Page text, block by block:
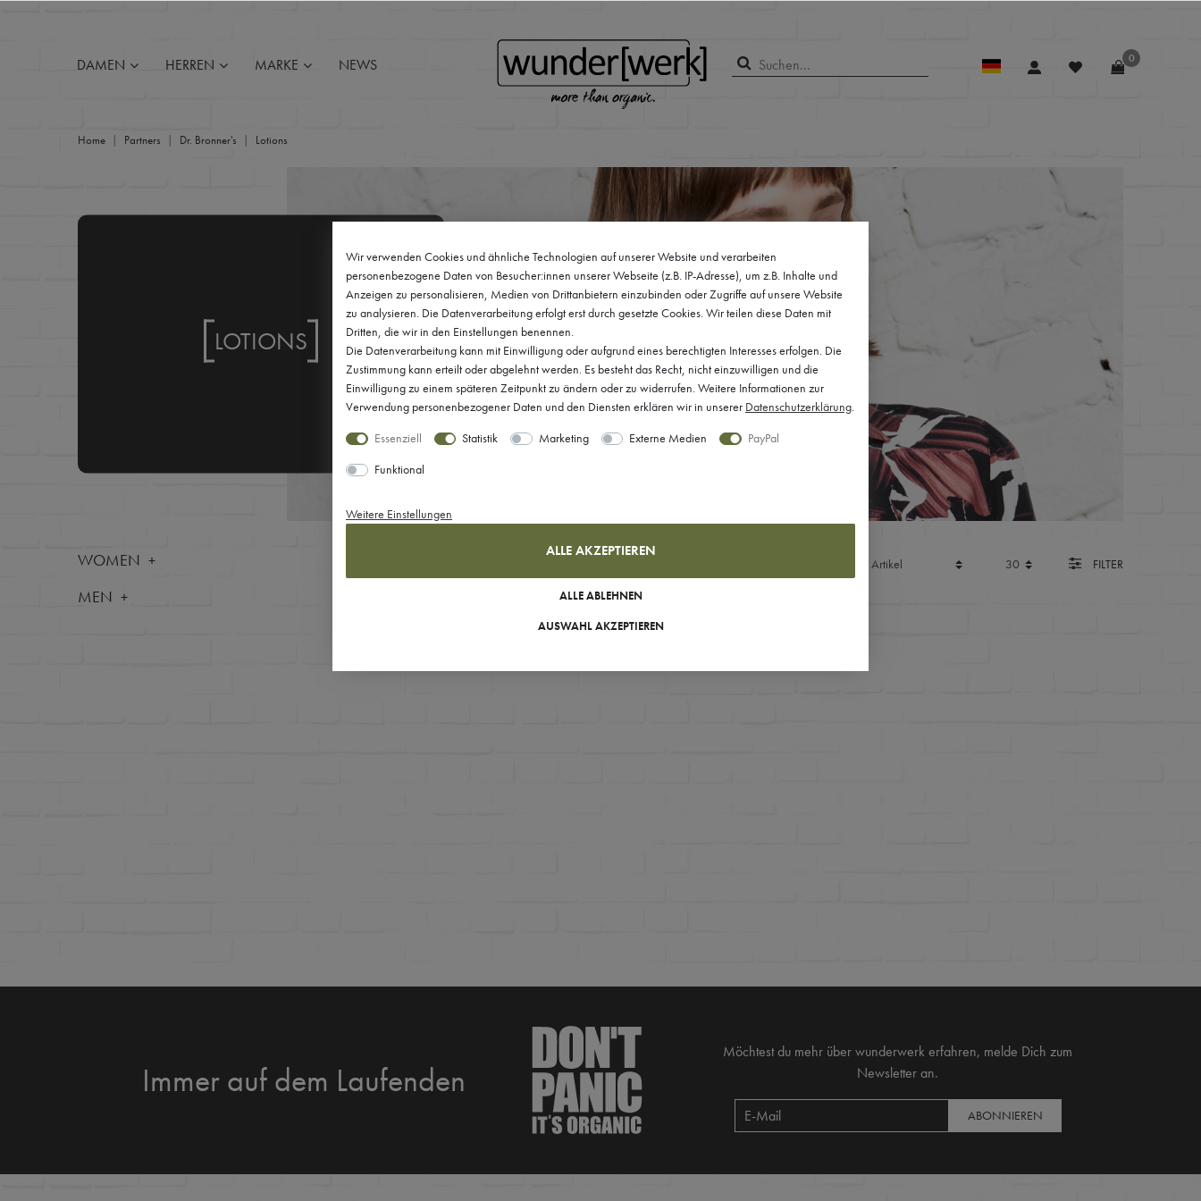
DAMEN HERREN MARKE NEWS 0
Home Partners Dr. Bronner's Lotions
LOTIONS
WOMEN
MEN
FILTER
Immer auf dem Laufenden
Möchtest du mehr über wunderwerk erfahren, melde Dich zum
Newsletter an.
ABONNIEREN
Wir verwenden Cookies und ähnliche Technologien auf unserer Website und verarbeiten
personenbezogene Daten von Besucher:innen unserer Webseite (z.B. IP-Adresse), um z.B. Inhalte und
Anzeigen zu personalisieren, Medien von Drittanbietern einzubinden oder Zugriffe auf unsere Website
zu analysieren. Die Datenverarbeitung erfolgt erst durch gesetzte Cookies. Wir teilen diese Daten mit
Dritten, die wir in den Einstellungen benennen.
Die Datenverarbeitung kann mit Einwilligung oder aufgrund eines berechtigten Interesses erfolgen. Die
Zustimmung kann erteilt oder abgelehnt werden. Es besteht das Recht, nicht einzuwilligen und die
Einwilligung zu einem späteren Zeitpunkt zu ändern oder zu widerrufen. Weitere Informationen zur
Verwendung personenbezogener Daten und den Diensten erklären wir in unserer Daten­schutz­erklärung.
Essenziell
Statistik Marketing Externe Medien
PayPal
Funktional
Weitere Einstellungen
ALLE AKZEPTIEREN
ALLE ABLEHNEN
AUSWAHL AKZEPTIEREN